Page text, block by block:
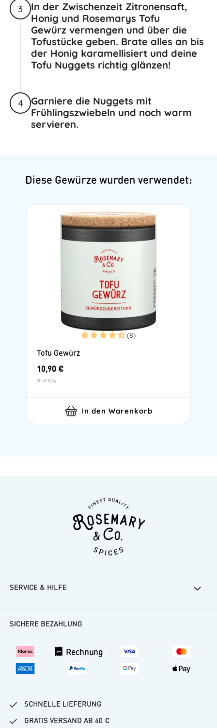
3
In der Zwischenzeit Zitronensaft,
Honig und Rosemarys Tofu
Gewürz vermengen und über die
Tofustücke geben. Brate alles an bis
der Honig karamellisiert und deine
Tofu Nuggets richtig glänzen!
4
Garniere die Nuggets mit
Frühlingszwiebeln und noch warm
servieren.
Diese Gewürze wurden verwendet:
(8)
Tofu Gewürz
10,90 €
311,43 €/kg
In den Warenkorb
SERVICE & HILFE
Versand
Vertrag widerrufen
SICHERE BEZAHLUNG
Rechnung
SCHNELLE LIEFERUNG
GRATIS VERSAND AB 40 €